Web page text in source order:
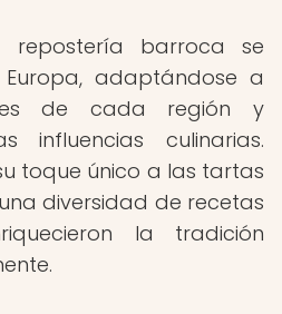
barroca se
adaptándose a
de cada región y
influencias culinarias.
toque único a las tartas
diversidad de recetas
la tradición